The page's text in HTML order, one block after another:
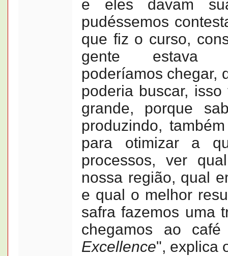
e eles davam
pudéssemos
que fiz o curso,
gente estava
poderíamos chegar,
poderia buscar,
grande, porque
produzindo,
para otimizar a
processos, ver
nossa região, qual
e qual o melhor
safra fazemos uma
chegamos ao
Excellence", explica